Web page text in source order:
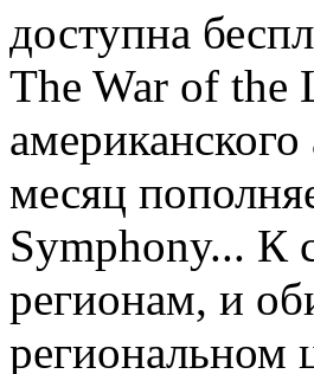
доступна
The War of the
месяц
Symphony... К
регионам, и
региональном